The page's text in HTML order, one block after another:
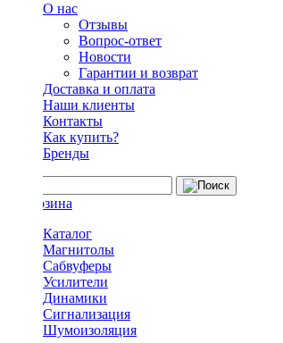
О нас
Отзывы
Вопрос-ответ
Новости
Гарантии и возврат
Доставка и оплата
Наши клиенты
Контакты
Как купить?
Бренды
Каталог
Магнитолы
Сабвуферы
Усилители
Динамики
Сигнализация
Шумоизоляция